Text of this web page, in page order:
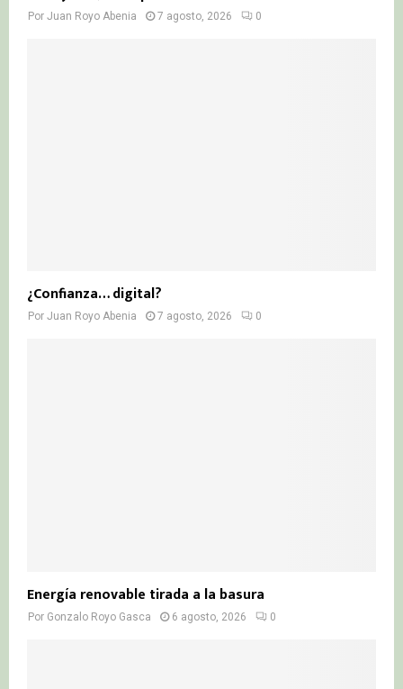
Por Juan Royo Abenia 7 agosto, 2026 0
¿Confianza… digital?
Por Juan Royo Abenia 7 agosto, 2026 0
Energía renovable tirada a la basura
Por Gonzalo Royo Gasca 6 agosto, 2026 0